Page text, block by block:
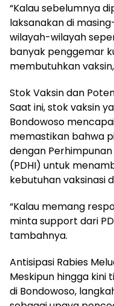
“Kalau sebelumnya
laksanakan di
wilayah-wilayah
banyak penggemar
membutuhkan
Stok Vaksin dan
Saat ini, stok vaksin
Bondowoso
memastikan bahwa
dengan
(PDHI) untuk
kebutuhan vaksinasi
“Kalau memang
minta support dari
tambahnya.
Antisipasi Rabies
Meskipun hingga kini
di Bondowoso,